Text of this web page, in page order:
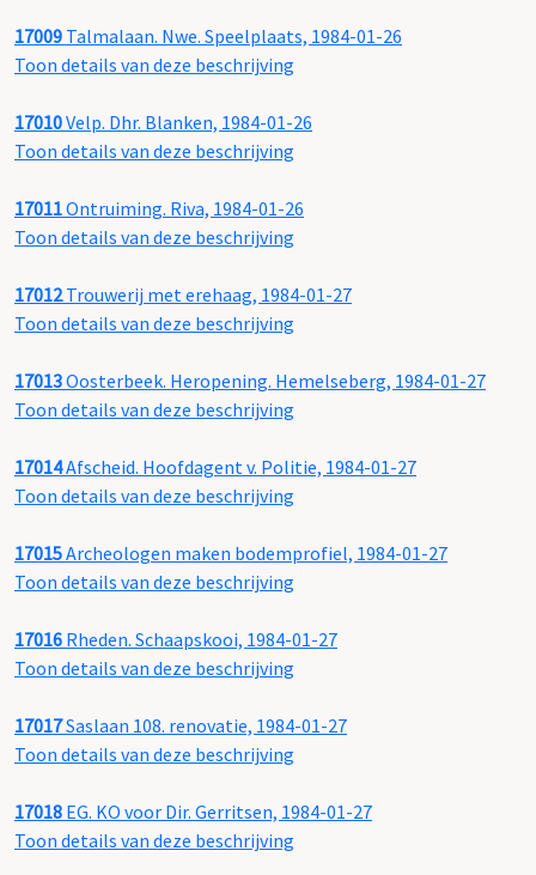
17009 Talmalaan. Nwe. Speelplaats, 1984-01-26
Toon details van deze beschrijving
17010Velp. Dhr. Blanken, 1984-01-26
Toon details van deze beschrijving
17011Ontruiming. Riva, 1984-01-26
Toon details van deze beschrijving
17012Trouwerij met erehaag, 1984-01-27
Toon details van deze beschrijving
17013Oosterbeek. Heropening. Hemelseberg, 1984-01-27
Toon details van deze beschrijving
17014Afscheid. Hoofdagent v. Politie, 1984-01-27
Toon details van deze beschrijving
17015Archeologen maken bodemprofiel, 1984-01-27
Toon details van deze beschrijving
17016 Rheden. Schaapskooi, 1984-01-27
Toon details van deze beschrijving
17017Saslaan 108. renovatie, 1984-01-27
Toon details van deze beschrijving
17018 EG. KO voor Dir. Gerritsen, 1984-01-27
Toon details van deze beschrijving